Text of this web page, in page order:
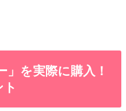
を実際に購入！